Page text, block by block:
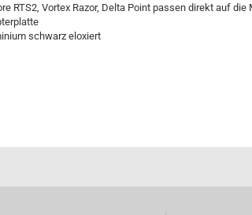
RTS2, Vortex Razor, Delta Point passen direkt auf
schwarz eloxiert